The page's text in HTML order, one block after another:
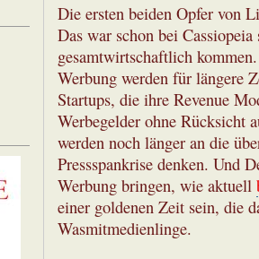
Die ersten beiden Opfer von
Das war schon bei
gesamtwirtschaftlich
Werbung werden für längere
Startups, die ihre Revenue
Werbegelder ohne Rücksicht
werden noch länger an die
Pressspankrise denken. Und
Werbung bringen, wie aktuell
einer goldenen Zeit sein, die
Wasmitmedienlinge.